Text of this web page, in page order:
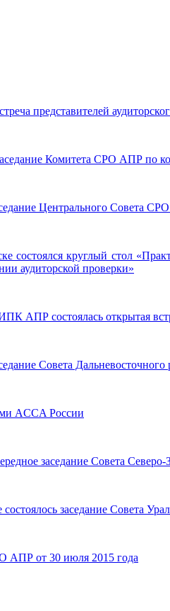
представителей
Комитета СРО АПР по
Центрального Совета
состоялся круглый стол
аудиторской проверки»
АПР состоялась открытая
Совета
ACCA России
заседание Совета
состоялось заседание Совета
АПР от 30 июля 2015 года